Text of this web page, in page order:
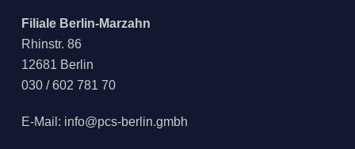
Filiale Berlin-Marzahn
Rhinstr. 86
12681 Berlin
030 / 602 781 70
E-Mail: info@pcs-berlin.gmbh